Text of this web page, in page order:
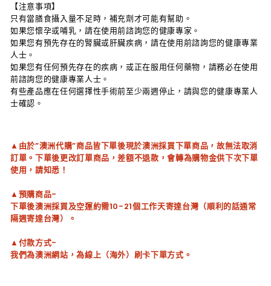
【注意事項】
只有當膳食攝入量不足時，補充劑才可能有幫助。
如果您懷孕或哺乳，請在使用前諮詢您的健康專家。
如果您有預先存在的腎臟或肝臟疾病，請在使用前諮詢您的健康專業
人士。
如果您有任何預先存在的疾病，或正在服用任何藥物，請務必在使用
前諮詢您的健康專業人士。
有些產品應在任何選擇性手術前至少兩週停止，請與您的健康專業人
士確認。
▲由於”澳洲代購”商品皆下單後現於澳洲採買下單商品，故無法取消
訂單。下單後更改訂單商品，差額不退款，會轉為購物金供下次下單
使用，請知悉！
▲預購商品-
下單後澳洲採買及空運約需10-21個工作天寄達台灣（順利的話通常
隔週寄達台灣）。
▲付款方式-
我們為澳洲網站，為線上（海外）刷卡下單方式。